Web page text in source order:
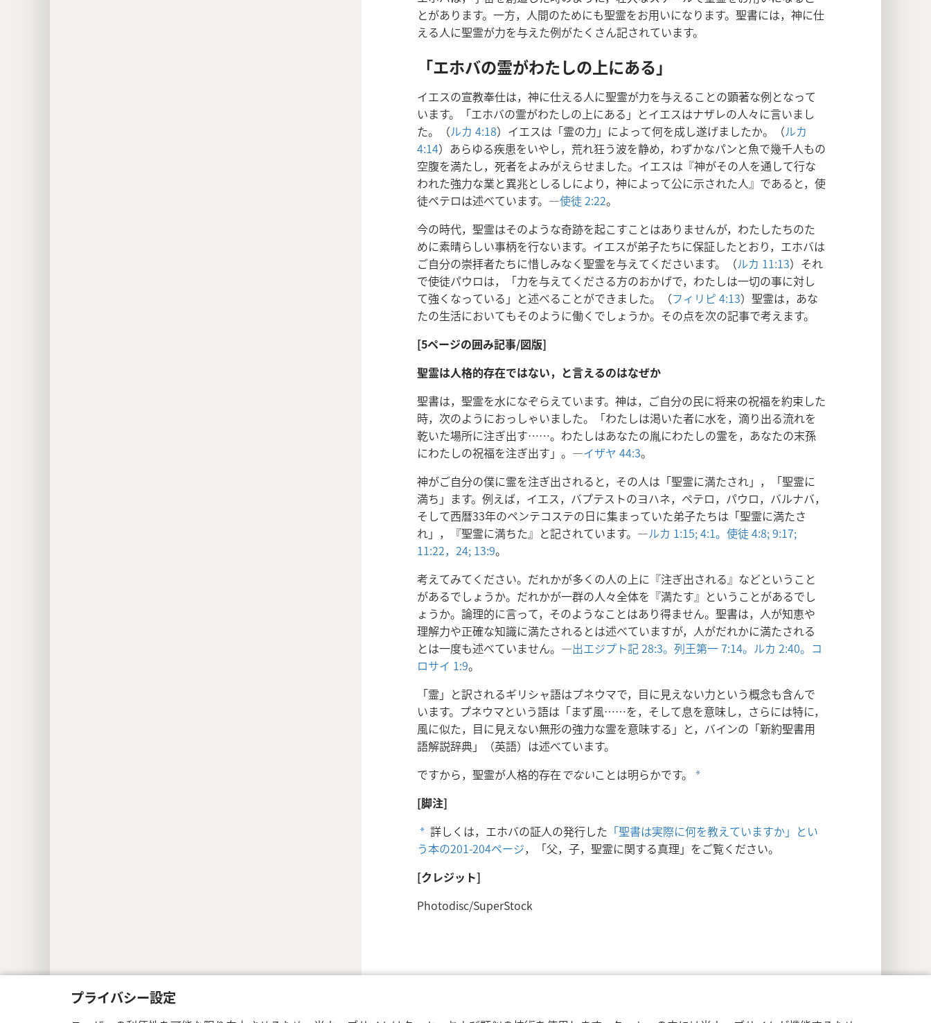
プライバシー設定
とがあります。一方，人間のためにも聖霊をお用いになります。聖書には，神に仕
える人に聖霊が力を与えた例がたくさん記されています。
「エホバの霊がわたしの上にある」
イエスの宣教奉仕は，神に仕える人に聖霊が力を与えることの顕著な例となって
います。「エホバの霊がわたしの上にある」とイエスはナザレの人々に言いまし
た。（ルカ 4:18）イエスは「霊の力」によって何を成し遂げましたか。（ルカ
4:14）あらゆる疾患をいやし，荒れ狂う波を静め，わずかなパンと魚で幾千人もの
空腹を満たし，死者をよみがえらせました。イエスは『神がその人を通して行な
われた強力な業と異兆としるしにより，神によって公に示された人』であると，使
徒ペテロは述べています。―使徒 2:22。
今の時代，聖霊はそのような奇跡を起こすことはありませんが，わたしたちのた
めに素晴らしい事柄を行ないます。イエスが弟子たちに保証したとおり，エホバは
ご自分の崇拝者たちに惜しみなく聖霊を与えてくださいます。（ルカ 11:13）それ
で使徒パウロは，「力を与えてくださる方のおかげで，わたしは一切の事に対し
て強くなっている」と述べることができました。（フィリピ 4:13）聖霊は，あな
たの生活においてもそのように働くでしょうか。その点を次の記事で考えます。
[5ページの囲み記事/図版]
聖霊は人格的存在ではない，と言えるのはなぜか
聖書は，聖霊を水になぞらえています。神は，ご自分の民に将来の祝福を約束した
時，次のようにおっしゃいました。「わたしは渇いた者に水を，滴り出る流れを
乾いた場所に注ぎ出す……。わたしはあなたの胤にわたしの霊を，あなたの末孫
にわたしの祝福を注ぎ出す」。―イザヤ 44:3。
神がご自分の僕に霊を注ぎ出されると，その人は「聖霊に満たされ」，「聖霊に
満ち」ます。例えば，イエス，バプテストのヨハネ，ペテロ，パウロ，バルナバ，
そして西暦33年のペンテコステの日に集まっていた弟子たちは「聖霊に満たさ
れ」，『聖霊に満ちた』と記されています。―ルカ 1:15;4:1。 使徒 4:8;9:17;
11:22， 24; 13:9。
考えてみてください。だれかが多くの人の上に『注ぎ出される』などということ
があるでしょうか。だれかが一群の人々全体を『満たす』ということがあるでし
ょうか。論理的に言って，そのようなことはあり得ません。聖書は，人が知恵や
理解力や正確な知識に満たされるとは述べていますが，人がだれかに満たされる
とは一度も述べていません。―出エジプト記 28:3。 列王第一 7:14。 ルカ 2:40。 コ
ロサイ 1:9。
「霊」と訳されるギリシャ語はプネウマで，目に見えない力という概念も含んで
います。プネウマという語は「まず風……を，そして息を意味し，さらには特に，
風に似た，目に見えない無形の強力な霊を意味する」と，バインの「新約聖書用
語解説辞典」（英語）は述べています。
ですから，聖霊が人格的存在でないことは明らかです。 a
[脚注]
a 詳しくは，エホバの証人の発行した 「聖書は実際に何を教えていますか」とい
う本の201-204ページ，「父，子，聖霊に関する真理」をご覧ください。
[クレジット]
Photodisc/SuperStock